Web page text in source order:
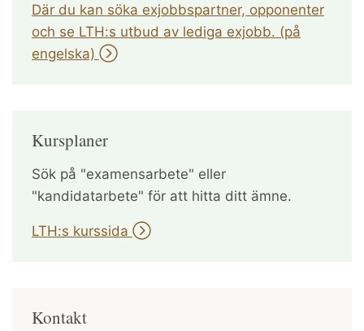
Där du kan söka exjobbspartner, opponenter
och se LTH:s utbud av lediga exjobb. (på
engelska)
Kursplaner
Sök på "examensarbete" eller
"kandidatarbete" för att hitta ditt ämne.
LTH:s kurssida
Kontakt